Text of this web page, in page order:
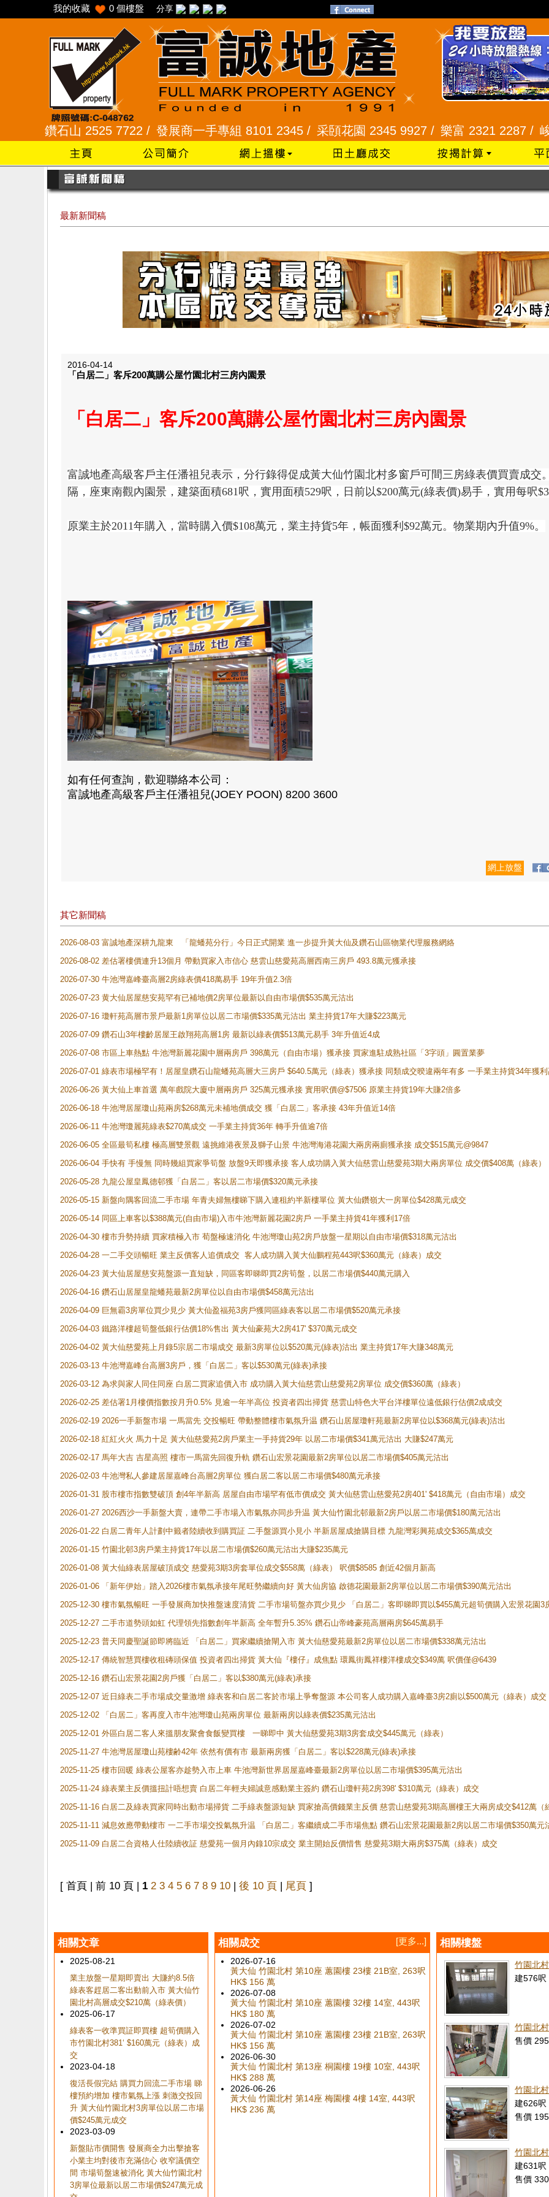
我的收藏 0 個樓盤 分享
石山 2525 7722 /發展商一手專組 8101 2345 /采頣花園 2345 9927 /樂富 2321 2287 /峻弦、曉
最新新聞稿
2016-04-14
「白居二」客斥200萬購公屋竹園北村三房內園景
「白居二」客斥200萬購公屋竹園北村三房內園景
富誠地產高級客戶主任潘祖兒表示， 分行錄得促成黃大仙竹園北村多窗戶可間三房綠表價買賣成交
隔，座東南觀內園景，建築面積681呎，實用面積529呎，日前以$200萬元(綠表價)易手，實用每呎
原業主於2011年購入，當時購入價$108萬元，業主持貨5年，帳面獲利$92萬元。物業期內升值9%。
如有任何查詢，歡迎聯絡本公司：
富誠地產高級客戶主任潘祖兒(JOEY POON) 8200 3600
網上放盤
其它新聞稿
2026-08-03 富誠地產深耕九龍東 「龍蟠苑分行」今日正式開業 進一步提升黃大仙及鑽石山區物業代理服務網絡
2026-08-02 差估署樓價連升13個月 帶動買家入市信心 慈雲山慈愛苑高層西南三房戶 493.8萬元獲承接
2026-07-30 牛池灣嘉峰臺高層2房綠表價418萬易手 19年升值2.3倍
2026-07-23 黄大仙居屋慈安苑罕有已補地價2房單位最新以自由市場價$535萬元沽出
2026-07-16 瓊軒苑高層市景戶最新1房單位以居二市場價$335萬元沽出 業主持貨17年大賺$223萬元
2026-07-09 鑽石山3年樓齡居屋王啟翔苑高層1房 最新以綠表價$513萬元易手 3年升值近4成
2026-07-08 市區上車熱點 牛池灣新麗花園中層兩房戶 398萬元（自由市場）獲承接 買家進駐成熟社區「3字頭」圓置業夢
2026-07-01 綠表市場極罕有！居屋皇鑽石山龍蟠苑高層大三房戶 $640.5萬元（綠表）獲承接 同類成交暌違兩年有多 一手業主持貨34年獲
2026-06-26 黃大仙上車首選 萬年戲院大廈中層兩房戶 325萬元獲承接 實用呎價@$7506 原業主持貨19年大賺2倍多
2026-06-18 牛池灣居屋瓊山苑兩房$268萬元未補地價成交 獲「白居二」客承接 43年升值近14倍
2026-06-11 牛池灣瓊麗苑綠表$270萬成交 一手業主持貨36年 轉手升值逾7倍
2026-06-05 全區最筍私樓 極高層雙景觀 遠挑維港夜景及獅子山景 牛池灣海港花園大兩房兩廁獲承接 成交$515萬元@9847
2026-06-04 手快有 手慢無 同時幾組買家爭筍盤 放盤9天即獲承接 客人成功購入黃大仙慈雲山慈愛苑3期大兩房單位 成交價$408萬（綠表）
2026-05-28 九龍公屋皇鳳德邨獲「白居二」客以居二市場價$320萬元承接
2026-05-15 新盤向隅客回流二手市場 年青夫婦無樓睇下購入連租約半新樓單位 黃大仙鑽嶺大一房單位$428萬元成交
2026-05-14 同區上車客以$388萬元(自由市場)入市牛池灣新麗花園2房戶 一手業主持貨41年獲利17倍
2026-04-30 樓市升勢持續 買家積極入市 荀盤極速消化 牛池灣瓊山苑2房戶放盤一星期以自由市場價$318萬元沽出
2026-04-28 一二手交頭暢旺 業主反價客人追價成交 客人成功購入黃大仙鵬程苑443呎$360萬元（綠表）成交
2026-04-23 黃大仙居屋慈安苑盤源一直短缺，同區客即睇即買2房筍盤，以居二市場價$440萬元購入
2026-04-16 鑽石山居屋皇龍蟠苑最新2房單位以自由市場價$458萬元沽出
2026-04-09 巨無霸3房單位買少見少 黃大仙盈福苑3房戶獲同區綠表客以居二市場價$520萬元承接
2026-04-03 鐵路洋樓超筍盤低銀行估價18%售出 黃大仙豪苑大2房417' $370萬元成交
2026-04-02 黃大仙慈愛苑上月錄5宗居二市場成交 最新3房單位以$520萬元(綠表)沽出 業主持貨17年大賺348萬元
2026-03-13 牛池灣嘉峰台高層3房戶，獲「白居二」客以$530萬元(綠表)承接
2026-03-12 為求與家人同住同座 白居二買家追價入市 成功購入黃大仙慈雲山慈愛苑2房單位 成交價$360萬（綠表）
2026-02-25 差估署1月樓價指數按月升0.5% 見逾一年半高位 投資者四出掃貨 慈雲山特色大平台洋樓單位遠低銀行估價2成成交
2026-02-19 2026一手新盤市場 一馬當先 交投暢旺 帶動整體樓市氣氛升温 鑽石山居屋瓊軒苑最新2房單位以$368萬元(綠表)沽出
2026-02-18 紅紅火火 馬力十足 黃大仙慈愛苑2房戶業主一手持貨29年 以居二市場價$341萬元沽出 大賺$247萬元
2026-02-17 馬年大吉 吉星高照 樓市一馬當先回復升軌 鑽石山宏景花園最新2房單位以居二市場價$405萬元沽出
2026-02-03 牛池灣私人參建居屋嘉峰台高層2房單位 獲白居二客以居二市場價$480萬元承接
2026-01-31 股市樓市指數雙破頂 創4年半新高 居屋自由市場罕有低市價成交 黃大仙慈雲山慈愛苑2房401' $418萬元（自由市場）成交
2026-01-27 2026西沙一手新盤大賣，連帶二手市場入市氣氛亦同步升温 黃大仙竹園北邨最新2房戶以居二市場價$180萬元沽出
2026-01-22 白居二青年人計劃中籤者陸續收到購買証 二手盤源買小見小 半新居屋成搶購目標 九龍灣彩興苑成交$365萬成交
2026-01-15 竹園北邨3房戶業主持貨17年以居二市場價$260萬元沽出大賺$235萬元
2026-01-08 黃大仙綠表居屋破頂成交 慈愛苑3期3房套單位成交$558萬（綠表） 呎價$8585 創近42個月新高
2026-01-06 「新年伊始」踏入2026樓市氣氛承接年尾旺勢繼續向好 黃大仙房協 啟德花園最新2房單位以居二市場價$390萬元沽出
2025-12-30 樓市氣氛暢旺 一手發展商加快推盤速度清貨 二手市場筍盤亦買少見少 「白居二」客即睇即買以$455萬元超筍價購入宏景花園3
2025-12-27 二手市道勢頭如虹 代理領先指數創年半新高 全年暫升5.35% 鑽石山帝峰豪苑高層兩房$645萬易手
2025-12-23 普天同慶聖誕節即將臨近 「白居二」買家繼續搶閘入市 黃大仙慈愛苑最新2房單位以居二市場價$338萬元沽出
2025-12-17 傳統智慧買樓收租磚頭保值 投資者四出掃貨 黃大仙『樓仔』成焦點 環鳳街鳳祥樓洋樓成交$349萬 呎價僅@6439
2025-12-16 鑽石山宏景花園2房戶獲「白居二」客以$380萬元(綠表)承接
2025-12-07 近日綠表二手市場成交量激增 綠表客和白居二客於市場上爭奪盤源 本公司客人成功購入嘉峰臺3房2廁以$500萬元（綠表）成交
2025-12-02 「白居二」客再度入市牛池灣瓊山苑兩房單位 最新兩房以綠表價$235萬元沽出
2025-12-01 外區白居二客人來搵朋友聚會食飯變買樓 一睇即中 黃大仙慈愛苑3期3房套成交$445萬元（綠表）
2025-11-27 牛池灣居屋瓊山苑樓齢42年 依然有價有市 最新兩房獲「白居二」客以$228萬元(綠表)承接
2025-11-25 樓市回暖 綠表公屋客亦趁勢入市上車 牛池灣新世界居屋嘉峰臺最新2房單位以居二市場價$395萬元沽出
2025-11-24 綠表業主反價搵扭計唔想賣 白居二年輕夫婦誠意感動業主簽約 鑽石山瓊軒苑2房398' $310萬元（綠表）成交
2025-11-16 白居二及綠表買家同時出動市場掃貨 二手綠表盤源短缺 買家搶高價錢業主反價 慈雲山慈愛苑3期高層樓王大兩房成交$412萬（
2025-11-11 減息效應帶動樓市 一二手市場交投氣氛升温 「白居二」客繼續成二手市場焦點 鑽石山宏景花園最新2房以居二市場價$350萬元
2025-11-09 白居二合資格人仕陸續收証 慈愛苑一個月內錄10宗成交 業主開始反價惜售 慈愛苑3期大兩房$375萬（綠表）成交
[ 首頁 | 前 10 頁 | 1 2 3 4 5 6 7 8 9 10 | 後 10 頁 | 尾頁 ]
相關文章
2025-08-21
業主放盤一星期即賣出 大賺約8.5倍
綠表客趕居二客出動前入市 黃大仙竹
園北村高層成交$210萬（綠表價）
2025-06-17
綠表客一收準買証即買樓 超筍價購入
市竹園北村381‘ $160萬元（綠表）成
交
2023-04-18
復活長假完結 購買力回流二手市場 睇
樓預約增加 樓市氣氛上漲 刺激交投回
升 黃大仙竹園北村3房單位以居二市場
價$245萬元成交
2023-03-09
新盤貼市價開售 發展商全力出擊搶客
小業主均對後市充滿信心 收窄議價空
間 市場筍盤速被消化 黃大仙竹園北村
3房單位最新以居二市場價$247萬元成
相關成交 [更多...]
2026-07-16
黃大仙 竹園北村 第10座 蕙園樓 23樓 21B室, 263呎
HK$ 156 萬
2026-07-08
黃大仙 竹園北村 第10座 蕙園樓 32樓 14室, 443呎
HK$ 180 萬
2026-07-02
黃大仙 竹園北村 第10座 蕙園樓 23樓 21B室, 263呎
HK$ 156 萬
2026-06-30
黃大仙 竹園北村 第13座 桐園樓 19樓 10室, 443呎
HK$ 288 萬
2026-06-26
黃大仙 竹園北村 第14座 梅園樓 4樓 14室, 443呎
HK$ 236 萬
相關樓盤
竹園北
建576呎
竹園北村
售價
竹園北
建626呎
售價
竹園北村
建631呎
售價